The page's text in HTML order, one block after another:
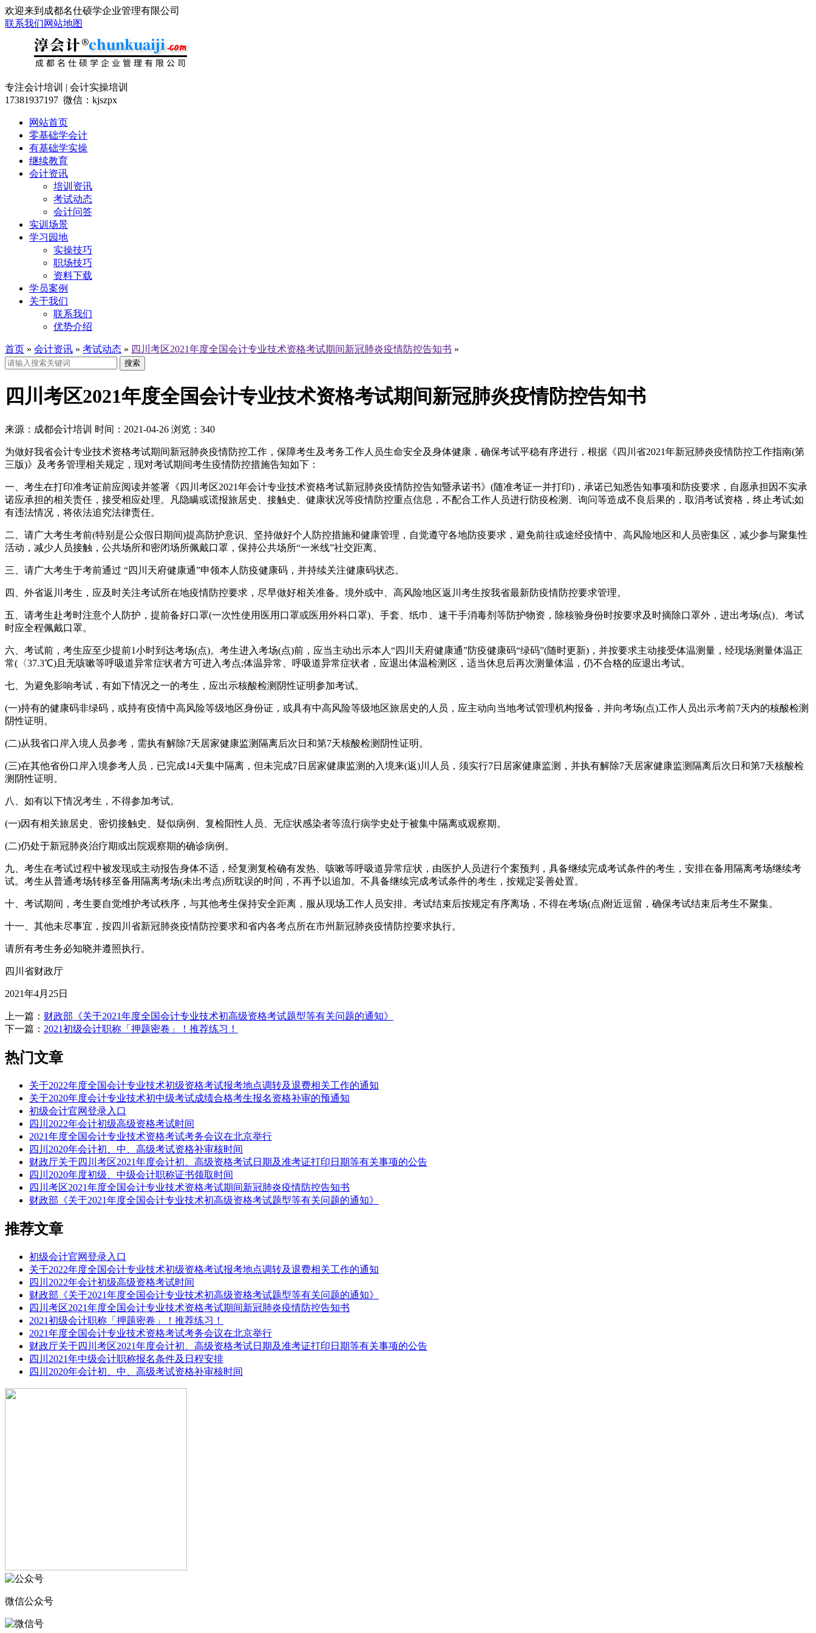
欢迎来到成都名仕硕学企业管理有限公司
联系我们网站地图
专注会计培训 | 会计实操培训
17381937197 微信：kjszpx
网站首页
零基础学会计
有基础学实操
继续教育
会计资讯
培训资讯
考试动态
会计问答
实训场景
学习园地
实操技巧
职场技巧
资料下载
学员案例
关于我们
联系我们
优势介绍
首页 » 会计资讯 » 考试动态 » 四川考区2021年度全国会计专业技术资格考试期间新冠肺炎疫情防控告知书 »
搜索
四川考区2021年度全国会计专业技术资格考试期间新冠肺炎疫情防控告知书
来源： 成都会计培训 时间： 2021-04-26 浏览： 340
为做好我省会计专业技术资格考试期间新冠肺炎疫情防控工作，保障考生及考务工作人员生命安全及身体健康，确保考试平稳有序进行，根据《四川省2021年新冠肺炎疫情防控工作指南(第
三版)》及考务管理相关规定，现对考试期间考生疫情防控措施告知如下：
一、考生在打印准考证前应阅读并签署《四川考区2021年会计专业技术资格考试新冠肺炎疫情防控告知暨承诺书》(随准考证一并打印)，承诺已知悉告知事项和防疫要求，自愿承担因不实承
诺应承担的相关责任，接受相应处理。凡隐瞒或谎报旅居史、接触史、健康状况等疫情防控重点信息，不配合工作人员进行防疫检测、询问等造成不良后果的，取消考试资格，终止考试;如
有违法情况，将依法追究法律责任。
二、请广大考生考前(特别是公众假日期间)提高防护意识、坚持做好个人防控措施和健康管理，自觉遵守各地防疫要求，避免前往或途经疫情中、高风险地区和人员密集区，减少参与聚集性
活动，减少人员接触，公共场所和密闭场所佩戴口罩，保持公共场所“一米线”社交距离。
三、请广大考生于考前通过 “四川天府健康通”申领本人防疫健康码，并持续关注健康码状态。
四、外省返川考生，应及时关注考试所在地疫情防控要求，尽早做好相关准备。境外或中、高风险地区返川考生按我省最新防疫情防控要求管理。
五、请考生赴考时注意个人防护，提前备好口罩(一次性使用医用口罩或医用外科口罩)、手套、纸巾、速干手消毒剂等防护物资，除核验身份时按要求及时摘除口罩外，进出考场(点)、考试
时应全程佩戴口罩。
六、考试前，考生应至少提前1小时到达考场(点)。考生进入考场(点)前，应当主动出示本人“四川天府健康通”防疫健康码“绿码”(随时更新)，并按要求主动接受体温测量，经现场测量体温正
常(〈37.3℃)且无咳嗽等呼吸道异常症状者方可进入考点;体温异常、呼吸道异常症状者，应退出体温检测区，适当休息后再次测量体温，仍不合格的应退出考试。
七、为避免影响考试，有如下情况之一的考生，应出示核酸检测阴性证明参加考试。
(一)持有的健康码非绿码，或持有疫情中高风险等级地区身份证，或具有中高风险等级地区旅居史的人员，应主动向当地考试管理机构报备，并向考场(点)工作人员出示考前7天内的核酸检测
阴性证明。
(二)从我省口岸入境人员参考，需执有解除7天居家健康监测隔离后次日和第7天核酸检测阴性证明。
(三)在其他省份口岸入境参考人员，已完成14天集中隔离，但未完成7日居家健康监测的入境来(返)川人员，须实行7日居家健康监测，并执有解除7天居家健康监测隔离后次日和第7天核酸检
测阴性证明。
八、如有以下情况考生，不得参加考试。
(一)因有相关旅居史、密切接触史、疑似病例、复检阳性人员、无症状感染者等流行病学史处于被集中隔离或观察期。
(二)仍处于新冠肺炎治疗期或出院观察期的确诊病例。
九、考生在考试过程中被发现或主动报告身体不适，经复测复检确有发热、咳嗽等呼吸道异常症状，由医护人员进行个案预判，具备继续完成考试条件的考生，安排在备用隔离考场继续考
试。考生从普通考场转移至备用隔离考场(未出考点)所耽误的时间，不再予以追加。不具备继续完成考试条件的考生，按规定妥善处置。
十、考试期间，考生要自觉维护考试秩序，与其他考生保持安全距离，服从现场工作人员安排。考试结束后按规定有序离场，不得在考场(点)附近逗留，确保考试结束后考生不聚集。
十一、其他未尽事宜，按四川省新冠肺炎疫情防控要求和省内各考点所在市州新冠肺炎疫情防控要求执行。
请所有考生务必知晓并遵照执行。
四川省财政厅
2021年4月25日
上一篇： 财政部《关于2021年度全国会计专业技术初高级资格考试题型等有关问题的通知》
下一篇： 2021初级会计职称「押题密卷」！推荐练习！
热门文章
关于2022年度全国会计专业技术初级资格考试报考地点调转及退费相关工作的通知
关于2020年度会计专业技术初中级考试成绩合格考生报名资格补审的预通知
初级会计官网登录入口
四川2022年会计初级高级资格考试时间
2021年度全国会计专业技术资格考试考务会议在北京举行
四川2020年会计初、中、高级考试资格补审核时间
财政厅关于四川考区2021年度会计初、高级资格考试日期及准考证打印日期等有关事项的公告
四川2020年度初级、中级会计职称证书领取时间
四川考区2021年度全国会计专业技术资格考试期间新冠肺炎疫情防控告知书
财政部《关于2021年度全国会计专业技术初高级资格考试题型等有关问题的通知》
推荐文章
初级会计官网登录入口
关于2022年度全国会计专业技术初级资格考试报考地点调转及退费相关工作的通知
四川2022年会计初级高级资格考试时间
财政部《关于2021年度全国会计专业技术初高级资格考试题型等有关问题的通知》
四川考区2021年度全国会计专业技术资格考试期间新冠肺炎疫情防控告知书
2021初级会计职称「押题密卷」！推荐练习！
2021年度全国会计专业技术资格考试考务会议在北京举行
财政厅关于四川考区2021年度会计初、高级资格考试日期及准考证打印日期等有关事项的公告
四川2021年中级会计职称报名条件及日程安排
四川2020年会计初、中、高级考试资格补审核时间
微信公众号